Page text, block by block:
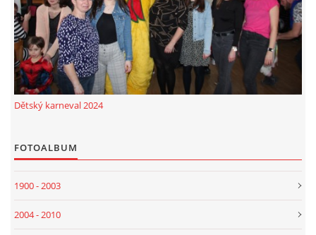
Dětský karneval 2024
FOTOALBUM
1900 - 2003
2004 - 2010